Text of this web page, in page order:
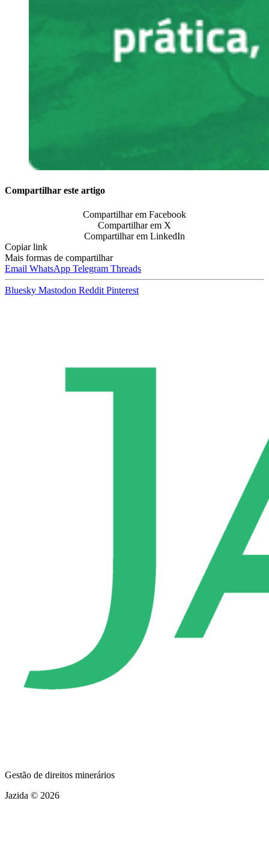
Compartilhar este artigo
Compartilhar em Facebook
Compartilhar em X
Compartilhar em LinkedIn
Copiar link
Mais formas de compartilhar
Email WhatsApp Telegram Threads
Bluesky Mastodon Reddit Pinterest
Gestão de direitos minerários
Jazida © 2026